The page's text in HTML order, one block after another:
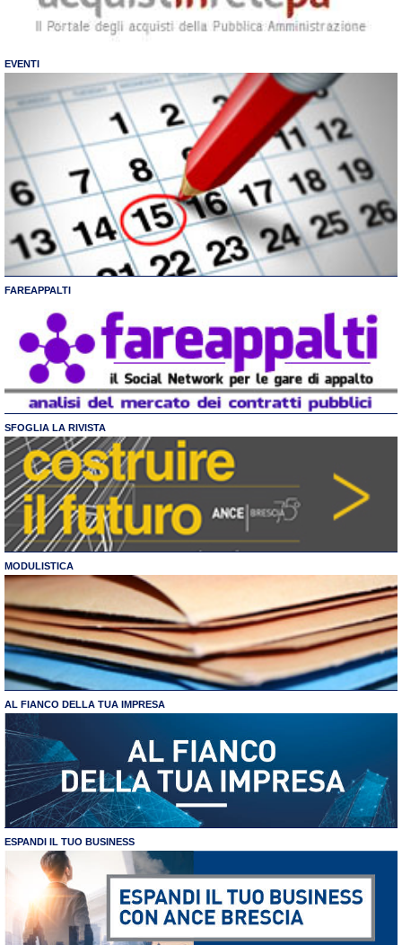
EVENTI
FAREAPPALTI
SFOGLIA LA RIVISTA
MODULISTICA
AL FIANCO DELLA TUA IMPRESA
ESPANDI IL TUO BUSINESS